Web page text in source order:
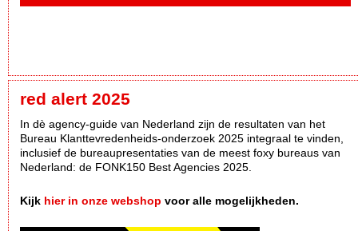
red alert 2025
In dè agency-guide van Nederland zijn de resultaten van het
Bureau Klanttevredenheids-onderzoek 2025 integraal te vinden,
inclusief de bureaupresentaties van de meest foxy bureaus van
Nederland: de FONK150 Best Agencies 2025.
Kijk hier in onze webshop voor alle mogelijkheden.